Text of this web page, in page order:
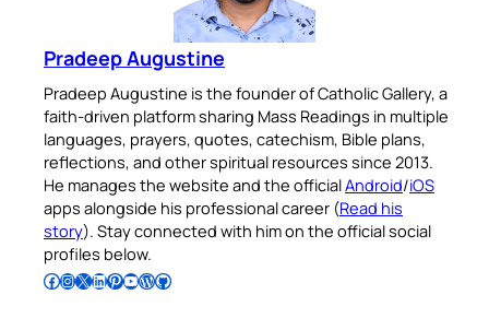
Pradeep Augustine
Pradeep Augustine is the founder of Catholic Gallery, a
faith-driven platform sharing Mass Readings in multiple
languages, prayers, quotes, catechism, Bible plans,
reflections, and other spiritual resources since 2013.
He manages the website and the officialAndroid/iOS
apps alongside his professional career (Read his
story). Stay connected with him on the official social
profiles below.
Follow Pradeep on Facebook Follow Pradeep on InstagramFollow Pradeep on X Follow Pradeep on LinkedIn Follow Pradeep on Pinterest Subscribe to Pradeep’s Youtube Channel Follow Pradeep on WordPress Follow Pradeep on GitHub